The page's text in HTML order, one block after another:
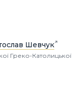
Шевчук
Греко-Католицької